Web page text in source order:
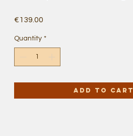
€139.00
Quantity *
Add to Cart